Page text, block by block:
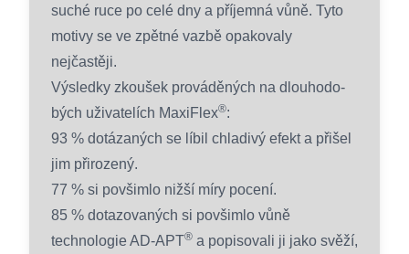
suché ruce po celé dny a příjemná vůně. Tyto
motivy se ve zpětné vazbě opakovaly
nejčastěji.
Výsledky zkoušek prováděných na dlouhodo-
bých uživatelích MaxiFlex®:
93 % dotázaných se líbil chladivý efekt a přišel
jim přirozený.
77 % si povšimlo nižší míry pocení.
85 % dotazovaných si povšimlo vůně
technologie AD-APT® a popisovali ji jako svěží,